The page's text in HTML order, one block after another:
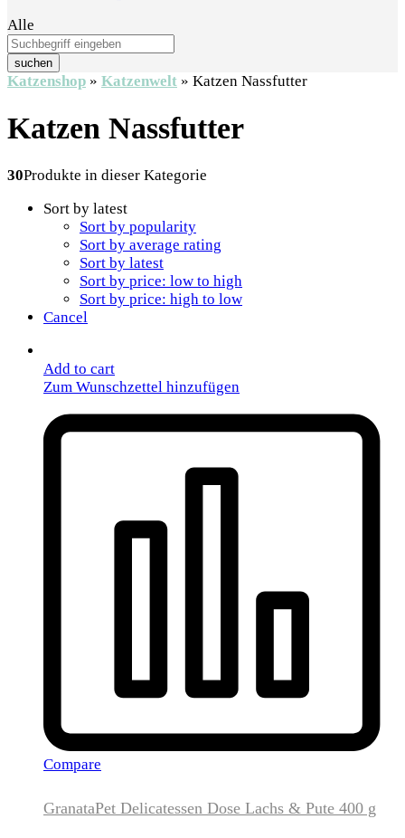
Alle
suchen
Katzenshop » Katzenwelt » Katzen Nassfutter
Katzen Nassfutter
30Produkte in dieser Kategorie
Sort by latest
Sort by popularity
Sort by average rating
Sort by latest
Sort by price: low to high
Sort by price: high to low
Cancel
Add to cart
Zum Wunschzettel hinzufügen
Compare
GranataPet Delicatessen Dose Lachs & Pute 400 g